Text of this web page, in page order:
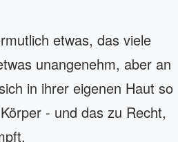
etwas, das viele
unangenehm, aber an
in ihrer eigenen Haut so
- und das zu Recht,